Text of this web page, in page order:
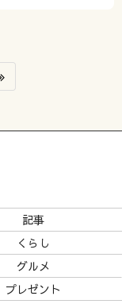
記事
くらし
グルメ
プレゼント